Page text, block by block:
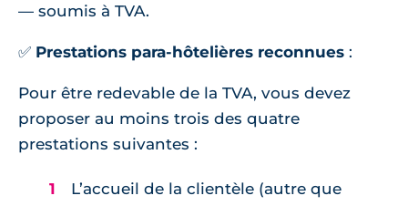
— soumis à TVA.
✅ Prestations para-hôtelières reconnues :
Pour être redevable de la TVA, vous devez
proposer au moins trois des quatre
prestations suivantes :
L’accueil de la clientèle (autre que